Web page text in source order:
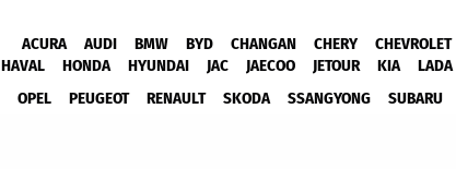
ACURA AUDI BMW BYD CHANGAN CHERY CHEVROLET
HAVAL
HONDA HYUNDAI JAC JAECOO JETOUR KIA LADA
OPEL
PEUGEOT RENAULT SKODA SSANGYONG SUBARU